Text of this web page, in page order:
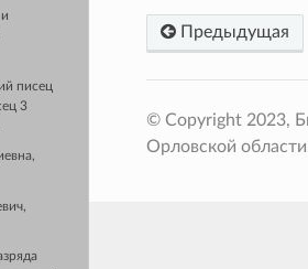
писец
3
Предыдущая
© Copyright 2023,
Орловской